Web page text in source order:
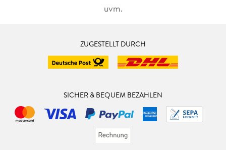
uvm.
ZUGESTELLT DURCH
SICHER & BEQUEM BEZAHLEN